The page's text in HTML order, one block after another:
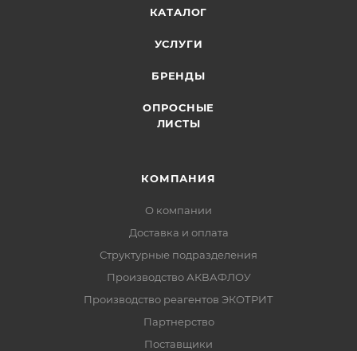
КАТАЛОГ
УСЛУГИ
БРЕНДЫ
ОПРОСНЫЕ
ЛИСТЫ
КОМПАНИЯ
О компании
Доставка и оплата
Структурные подразделения
Производство АКВАФЛОУ
Производство реагентов ЭКОТРИТ
Партнерство
Поставщики